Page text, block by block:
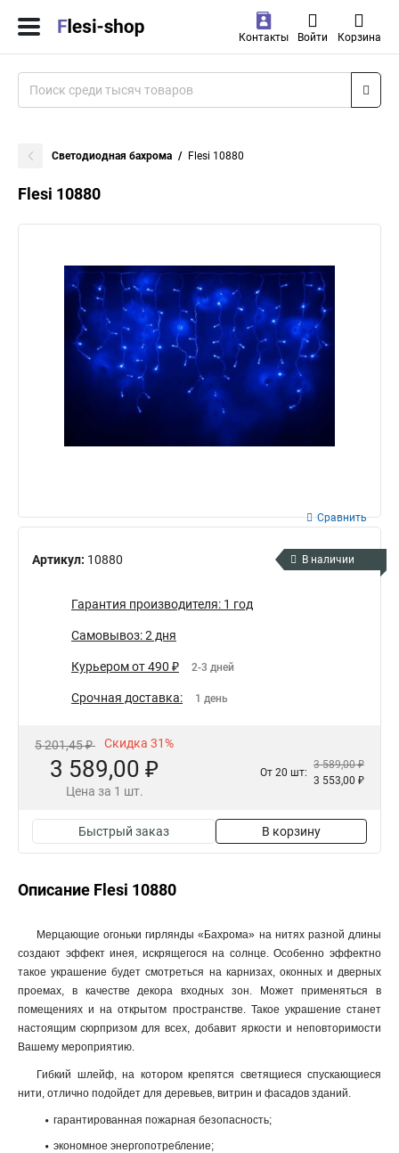
Контакты Войти Корзина
Светодиодная бахрома Flesi 10880
Flesi 10880
Артикул: 10880
Сравнить
В наличии
Гарантия производителя: 1 год
Самовывоз: 2 дня
Курьером от 490 ₽ 2-3 дней
Срочная доставка: 1 день
5 201,45 ₽ Скидка 31%
3 589,00 ₽
Цена за 1 шт.
От 20 шт:
3 589,00 ₽
3 553,00 ₽
Быстрый заказ В корзину
Описание Flesi 10880
Мерцающие огоньки гирлянды «Бахрома» на нитях разной длины
создают эффект инея, искрящегося на солнце. Особенно эффектно
такое украшение будет смотреться на карнизах, оконных и дверных
проемах, в качестве декора входных зон. Может применяться в
помещениях и на открытом пространстве. Такое украшение станет
настоящим сюрпризом для всех, добавит яркости и неповторимости
Вашему мероприятию.
Гибкий шлейф, на котором крепятся светящиеся спускающиеся
нити, отлично подойдет для деревьев, витрин и фасадов зданий.
гарантированная пожарная безопасность;
экономное энергопотребление;